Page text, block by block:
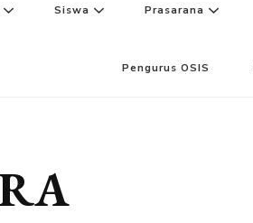
Siswa Prasarana
Pengurus OSIS